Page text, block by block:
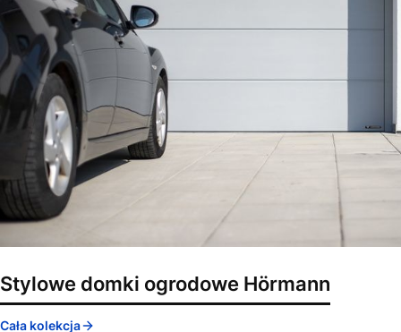
Stylowe domki ogrodowe Hörmann
Cała kolekcja